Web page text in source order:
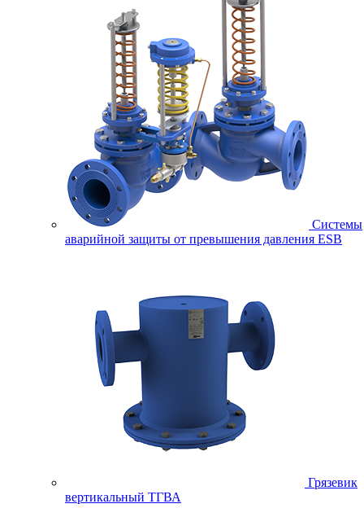
Системы
аварийной защиты от превышения давления ESB
Грязевик
вертикальный ТГВА